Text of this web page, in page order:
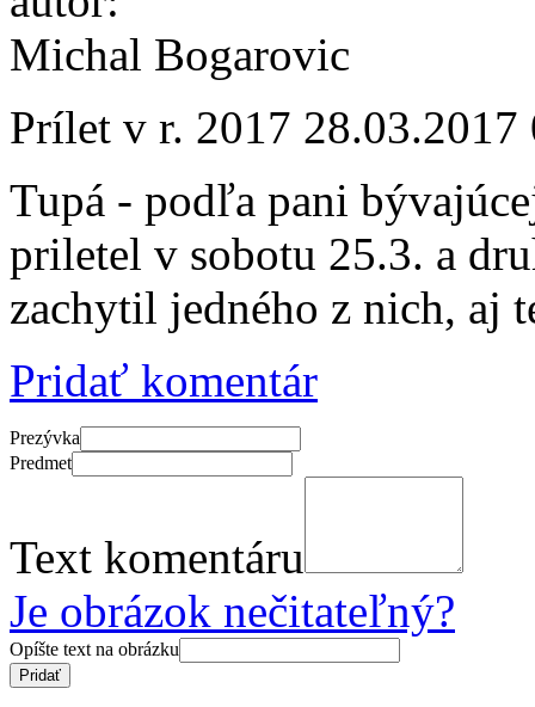
Michal Bogarovic
Prílet v r. 2017 28.03.2017
Tupá - podľa pani
priletel v sobotu 25.3. a
zachytil jedného z nich, aj
Pridať komentár
Prezývka
Predmet
Text komentáru
Je obrázok nečitateľný?
Opíšte text na obrázku